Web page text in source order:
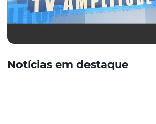
Notícias em destaque